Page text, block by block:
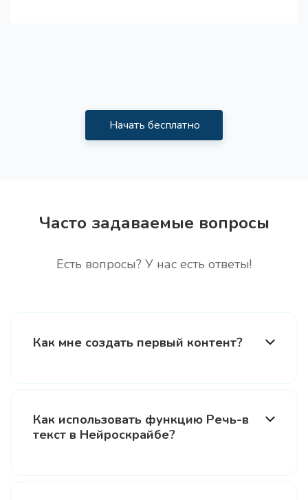
Начать бесплатно
Часто задаваемые вопросы
Есть вопросы? У нас есть ответы!
Как мне создать первый контент?
Как использовать функцию Речь-в
текст в Нейроскрайбе?